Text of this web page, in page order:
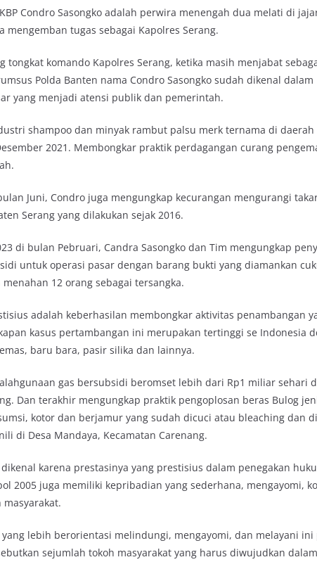
Condro Sasongko adalah perwira menengah dua melati di
mengemban tugas sebagai Kapolres Serang.
tongkat komando Kapolres Serang, ketika masih menjabat
Polda Banten nama Condro Sasongko sudah dikenal dalam
yang menjadi atensi publik dan pemerintah.
shampoo dan minyak rambut palsu merk ternama di daerah
2021. Membongkar praktik perdagangan curang
Juni, Condro juga mengungkap kecurangan mengurangi
Serang yang dilakukan sejak 2016.
di bulan Pebruari, Candra Sasongko dan Tim mengungkap
untuk operasi pasar dengan barang bukti yang diamankan
12 orang sebagai tersangka.
adalah keberhasilan membongkar aktivitas penambangan
kasus pertambangan ini merupakan tertinggi se Indonesia
baru bara, pasir silika dan lainnya.
gas bersubsidi beromset lebih dari Rp1 miliar sehari
Dan terakhir mengungkap praktik pengoplosan beras Bulog
kotor dan berjamur yang sudah dicuci atau bleaching dan
di Desa Mandaya, Kecamatan Carenang.
dikenal karena prestasinya yang prestisius dalam penegakan
2005 juga memiliki kepribadian yang sederhana, mengayomi,
yang lebih berorientasi melindungi, mengayomi, dan melayani
sejumlah tokoh masyarakat yang harus diwujudkan